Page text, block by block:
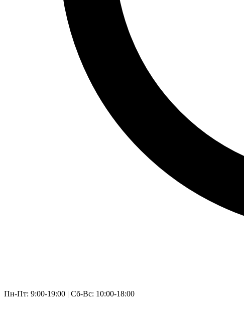
Пн-Пт: 9:00-19:00 | Сб-Вс: 10:00-18:00